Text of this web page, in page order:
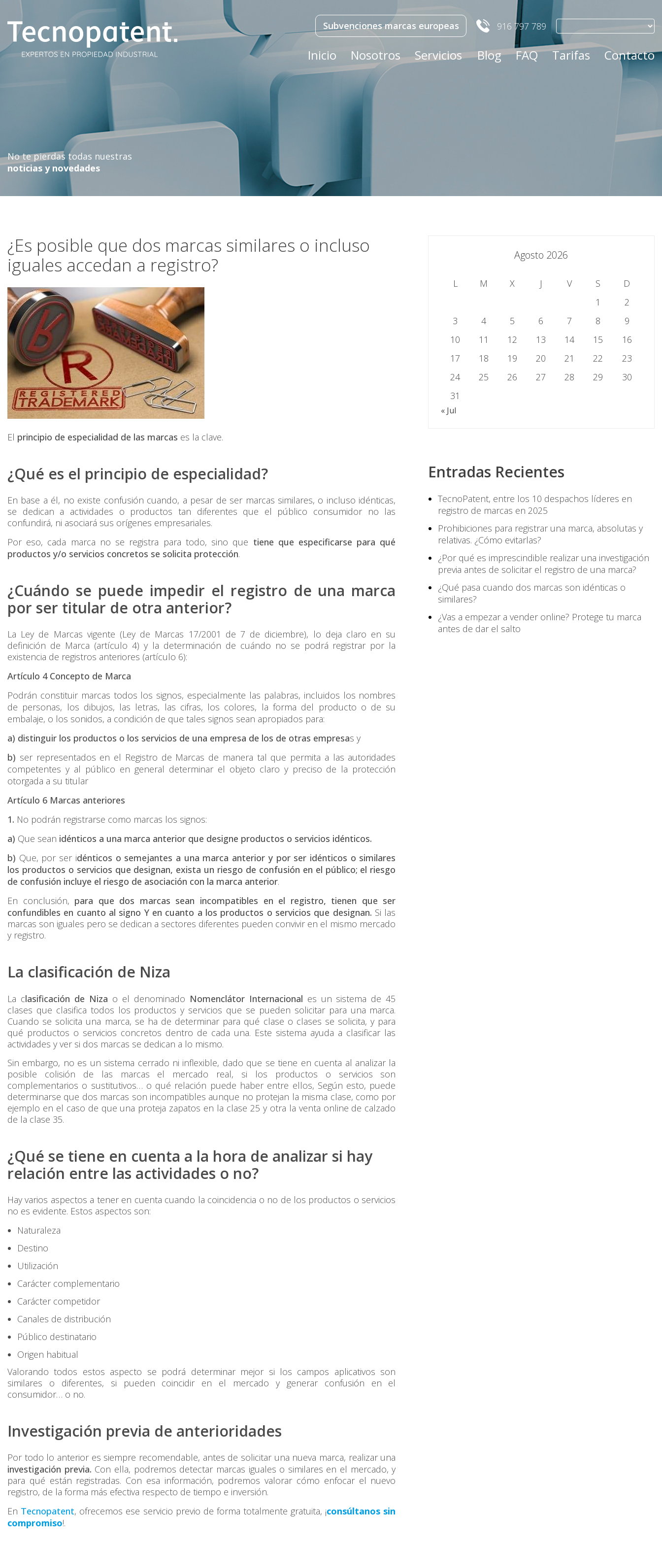
content
Subvenciones marcas europeas 916 797 789
Inicio Nosotros Servicios Blog FAQ Tarifas Contacto
No te pierdas todas nuestras
noticias y novedades
¿Es posible que dos marcas similares o incluso
iguales accedan a registro?
El principio de especialidad de las marcas es la clave.
¿Qué es el principio de especialidad?
En base a él, no existe confusión cuando, a pesar de ser marcas similares, o incluso idénticas,
se dedican a actividades o productos tan diferentes que el público consumidor no las
confundirá, ni asociará sus orígenes empresariales.
Por eso, cada marca no se registra para todo, sino que tiene que especificarse para qué
productos y/o servicios concretos se solicita protección.
¿Cuándo se puede impedir el registro de una marca
por ser titular de otra anterior?
La Ley de Marcas vigente (Ley de Marcas 17/2001 de 7 de diciembre), lo deja claro en su
definición de Marca (artículo 4) y la determinación de cuándo no se podrá registrar por la
existencia de registros anteriores (artículo 6):
Artículo 4Concepto de Marca
Podrán constituir marcas todos los signos, especialmente las palabras, incluidos los nombres
de personas, los dibujos, las letras, las cifras, los colores, la forma del producto o de su
embalaje, o los sonidos, a condición de que tales signos sean apropiados para:
a) distinguir los productos o los servicios de una empresa de los de otras empresas y
b) ser representados en el Registro de Marcas de manera tal que permita a las autoridades
competentes y al público en general determinar el objeto claro y preciso de la protección
otorgada a su titular
Artículo 6 Marcas anteriores
1. No podrán registrarse como marcas los signos:
a) Que sean idénticos a una marca anterior que designe productos o servicios idénticos.
b) Que, por ser idénticos o semejantes a una marca anterior y por ser idénticos o similares
los productos o servicios que designan, exista un riesgo de confusión en el público; el riesgo
de confusión incluye el riesgo de asociación con la marca anterior.
En conclusión, para que dos marcas sean incompatibles en el registro, tienen que ser
confundibles en cuanto al signo Y en cuanto a los productos o servicios que designan. Si las
marcas son iguales pero se dedican a sectores diferentes pueden convivir en el mismo mercado
y registro.
La clasificación de Niza
La clasificación de Niza o el denominado Nomenclátor Internacional es un sistema de 45
clases que clasifica todos los productos y servicios que se pueden solicitar para una marca.
Cuando se solicita una marca, se ha de determinar para qué clase o clases se solicita, y para
qué productos o servicios concretos dentro de cada una. Este sistema ayuda a clasificar las
actividades y ver si dos marcas se dedican a lo mismo.
Sin embargo, no es un sistema cerrado ni inflexible, dado que se tiene en cuenta al analizar la
posible colisión de las marcas el mercado real, si los productos o servicios son
complementarios o sustitutivos… o qué relación puede haber entre ellos, Según esto, puede
determinarse que dos marcas son incompatibles aunque no protejan la misma clase, como por
ejemplo en el caso de que una proteja zapatos en la clase 25 y otra la venta online de calzado
de la clase 35.
¿Qué se tiene en cuenta a la hora de analizar si hay
relación entre las actividades o no?
Hay varios aspectos a tener en cuenta cuando la coincidencia o no de los productos o servicios
no es evidente. Estos aspectos son:
Naturaleza
Destino
Utilización
Carácter complementario
Carácter competidor
Canales de distribución
Público destinatario
Origen habitual
Valorando todos estos aspecto se podrá determinar mejor si los campos aplicativos son
similares o diferentes, si pueden coincidir en el mercado y generar confusión en el
consumidor… o no.
Investigación previa de anterioridades
Por todo lo anterior es siempre recomendable, antes de solicitar una nueva marca, realizar una
investigación previa. Con ella, podremos detectar marcas iguales o similares en el mercado, y
para qué están registradas. Con esa información, podremos valorar cómo enfocar el nuevo
registro, de la forma más efectiva respecto de tiempo e inversión.
En Tecnopatent, ofrecemos ese servicio previo de forma totalmente gratuita, ¡consúltanos sin
compromiso!.
Agosto 2026
L M X J V S
D
1
2
3
4 5 6 7 8
9
10
11 12 13 14 15
16
17
18 19 20 21 22
23
24
25 26 27 28 29
30
31
« Jul
Entradas Recientes
TecnoPatent, entre los 10 despachos líderes en
registro de marcas en 2025
Prohibiciones para registrar una marca, absolutas y
relativas. ¿Cómo evitarlas?
¿Por qué es imprescindible realizar una investigación
previa antes de solicitar el registro de una marca?
¿Qué pasa cuando dos marcas son idénticas o
similares?
¿Vas a empezar a vender online? Protege tu marca
antes de dar el salto